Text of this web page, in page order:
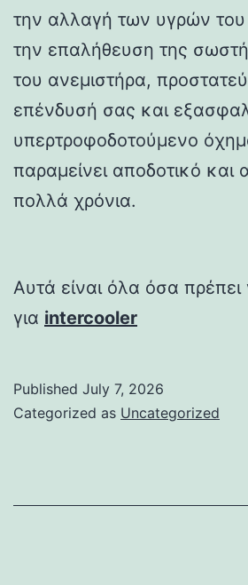
την αλλαγή των υγρών του
την επαλήθευση της
του ανεμιστήρα,
επένδυσή σας και
υπερτροφοδοτούμενο
παραμείνει αποδοτικό και
πολλά χρόνια.
Αυτά είναι όλα όσα πρέπει
για intercooler
Published July 7, 2026
Categorized as Uncategorized